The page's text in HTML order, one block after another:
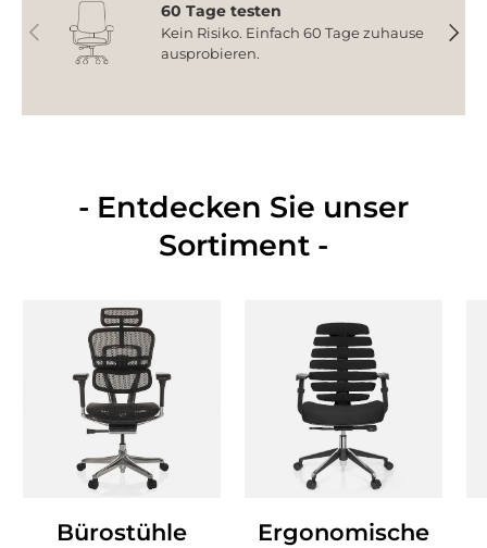
Vorherige
60 Tage testen
Kein Risiko. Einfach 60 Tage zuhause
ausprobieren.
- Entdecken Sie unser
Sortiment -
Bürostühle
Ergonomische